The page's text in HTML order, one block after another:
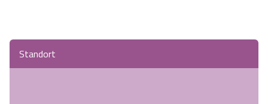
Standort